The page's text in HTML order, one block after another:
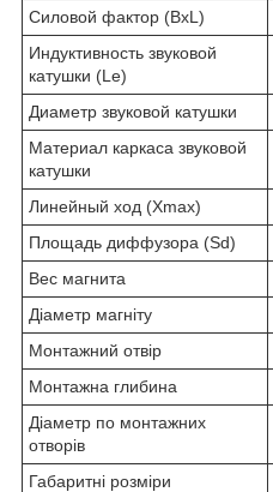
Силовой фактор (BxL)
Индуктивность звуковой
катушки (Le)
Диаметр звуковой катушки
Материал каркаса звуковой
катушки
Линейный ход (Xmax)
Площадь диффузора (Sd)
Вес магнита
Діаметр магніту
Монтажний отвір
Монтажна глибина
Діаметр по монтажних
отворів
Габаритні розміри